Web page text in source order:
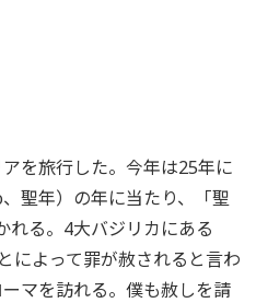
を旅行した。今年は25年に
聖年）の年に当たり、「聖
れる。4大バジリカにある
によって罪が赦されると言わ
マを訪れる。僕も赦しを請